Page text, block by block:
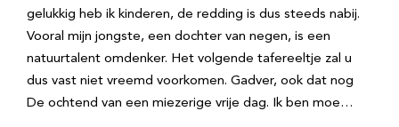
gelukkig heb ik kinderen, de redding is dus steeds nabij.
Vooral mijn jongste, een dochter van negen, is een
natuurtalent omdenker. Het volgende tafereeltje zal u
dus vast niet vreemd voorkomen. Gadver, ook dat nog
De ochtend van een miezerige vrije dag. Ik ben moe…